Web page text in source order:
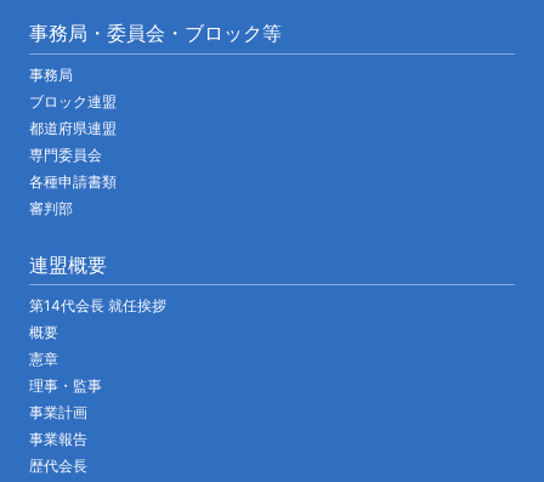
事務局・委員会・ブロック等
事務局
ブロック連盟
都道府県連盟
専門委員会
各種申請書類
審判部
連盟概要
第14代会長 就任挨拶
概要
憲章
理事・監事
事業計画
事業報告
歴代会長